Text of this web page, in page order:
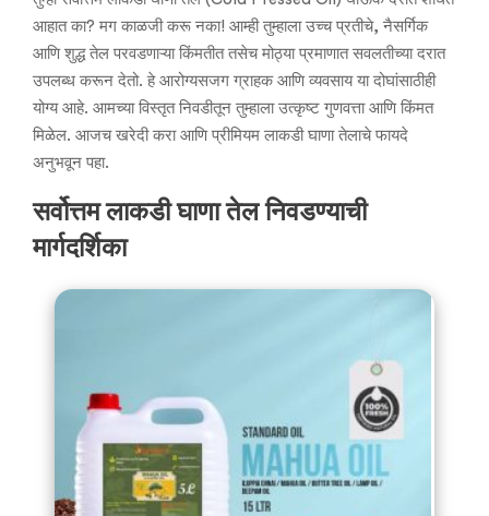
आहात का? मग काळजी करू नका! आम्ही तुम्हाला उच्च प्रतीचे, नैसर्गिक
आणि शुद्ध तेल परवडणाऱ्या किंमतीत तसेच मोठ्या प्रमाणात सवलतीच्या दरात
उपलब्ध करून देतो. हे आरोग्यसजग ग्राहक आणि व्यवसाय या दोघांसाठीही
योग्य आहे. आमच्या विस्तृत निवडीतून तुम्हाला उत्कृष्ट गुणवत्ता आणि किंमत
मिळेल. आजच खरेदी करा आणि प्रीमियम लाकडी घाणा तेलाचे फायदे
अनुभवून पहा.
सर्वोत्तम लाकडी घाणा तेल निवडण्याची
मार्गदर्शिका